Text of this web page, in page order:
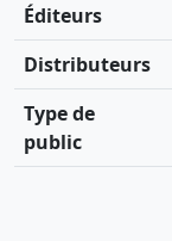
Éditeurs
Distributeurs
Type de
public